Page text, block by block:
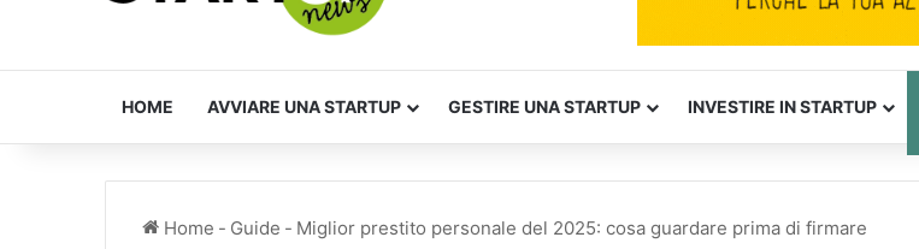
HOME AVVIARE UNA STARTUP GESTIRE UNA STARTUP INVESTIRE IN STARTUP
Home - Guide - Miglior prestito personale del 2025: cosa guardare prima di firmare